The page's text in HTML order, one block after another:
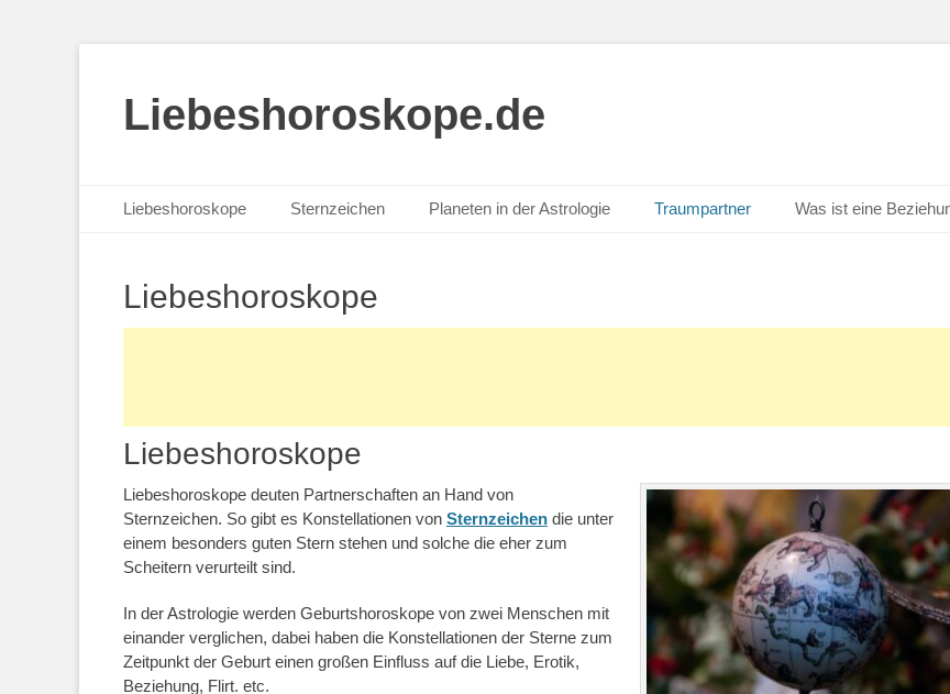
Liebeshoroskope.de
Primäres Menü
Inhalt
Liebeshoroskope Sternzeichen Planeten in der Astrologie Traumpartner Was ist eine
Liebeshoroskope
Liebeshoroskope
Liebeshoroskope deuten Partnerschaften an Hand von
Sternzeichen. So gibt es Konstellationen von Sternzeichen die unter
einem besonders guten Stern stehen und solche die eher zum
Scheitern verurteilt sind.
In der Astrologie werden Geburtshoroskope von zwei Menschen mit
einander verglichen, dabei haben die Konstellationen der Sterne zum
Zeitpunkt der Geburt einen großen Einfluss auf die Liebe, Erotik,
Beziehung, Flirt. etc.